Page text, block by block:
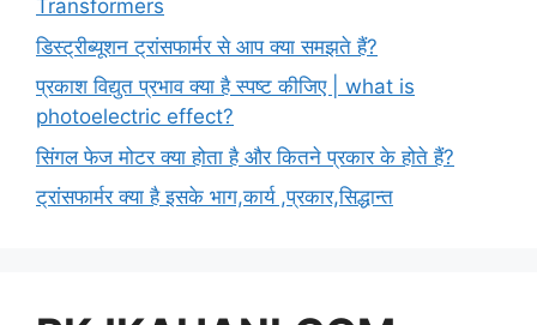
Transformers
डिस्ट्रीब्यूशन ट्रांसफार्मर से आप क्या समझते हैं?
प्रकाश विद्युत प्रभाव क्या है स्पष्ट कीजिए | what is
photoelectric effect?
सिंगल फेज मोटर क्या होता है और कितने प्रकार के होते हैं?
ट्रांसफार्मर क्या है इसके भाग,कार्य ,प्रकार,सिद्धान्त